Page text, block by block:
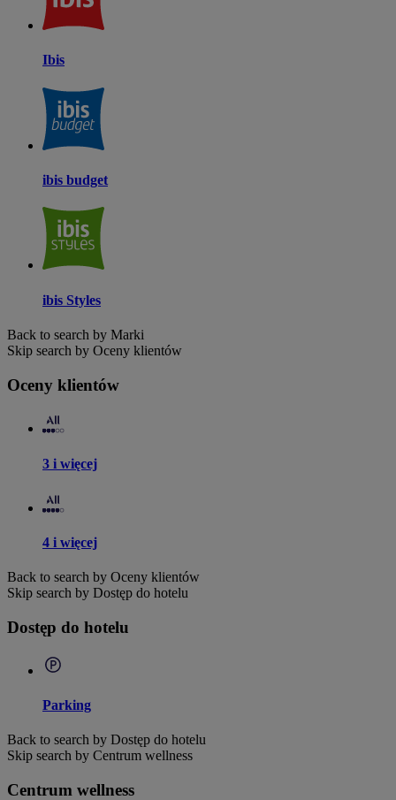
Ibis
ibis budget
ibis Styles
Back to search by Marki
Skip search by Oceny klientów
Oceny klientów
3 i więcej
4 i więcej
Back to search by Oceny klientów
Skip search by Dostęp do hotelu
Dostęp do hotelu
Parking
Back to search by Dostęp do hotelu
Skip search by Centrum wellness
Centrum wellness